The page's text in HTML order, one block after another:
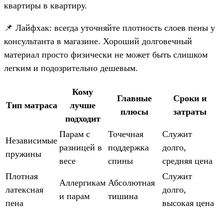
квартиры в квартиру.
📌 Лайфхак: всегда уточняйте плотность слоев пены у
консультанта в магазине. Хороший долговечный
материал просто физически не может быть слишком
легким и подозрительно дешевым.
Тип матраса
Кому
лучше
подходит
Главные
плюсы
Сроки и
затраты
Независимые
пружины
Парам с
разницей в
весе
Точечная
поддержка
спины
Служит
долго,
средняя цена
Плотная
латексная
пена
Аллергикам
и парам
Абсолютная
тишина
Служит
долго,
высокая цена